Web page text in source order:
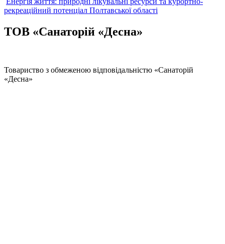
рекреаційний потенціал Полтавської області
ТОВ «Санаторій «Десна»
Товариство з обмеженою відповідальністю «Санаторій
«Десна»